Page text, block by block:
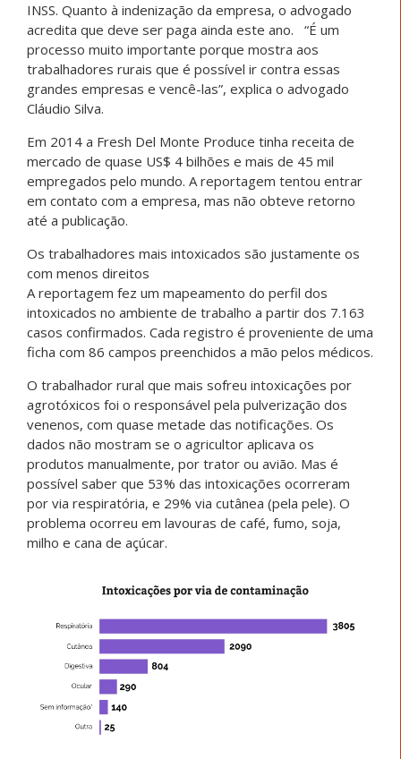
INSS. Quanto à indenização da empresa, o advogado
acredita que deve ser paga ainda este ano. “É um
processo muito importante porque mostra aos
trabalhadores rurais que é possível ir contra essas
grandes empresas e vencê-las”, explica o advogado
Cláudio Silva.
Em 2014 a Fresh Del Monte Produce tinha receita de
mercado de quase US$ 4 bilhões e mais de 45 mil
empregados pelo mundo. A reportagem tentou entrar
em contato com a empresa, mas não obteve retorno
até a publicação.
Os trabalhadores mais intoxicados são justamente os
com menos direitos
A reportagem fez um mapeamento do perfil dos
intoxicados no ambiente de trabalho a partir dos 7.163
casos confirmados. Cada registro é proveniente de uma
ficha com 86 campos preenchidos a mão pelos médicos.
O trabalhador rural que mais sofreu intoxicações por
agrotóxicos foi o responsável pela pulverização dos
venenos, com quase metade das notificações. Os
dados não mostram se o agricultor aplicava os
produtos manualmente, por trator ou avião. Mas é
possível saber que 53% das intoxicações ocorreram
por via respiratória, e 29% via cutânea (pela pele). O
problema ocorreu em lavouras de café, fumo, soja,
milho e cana de açúcar.